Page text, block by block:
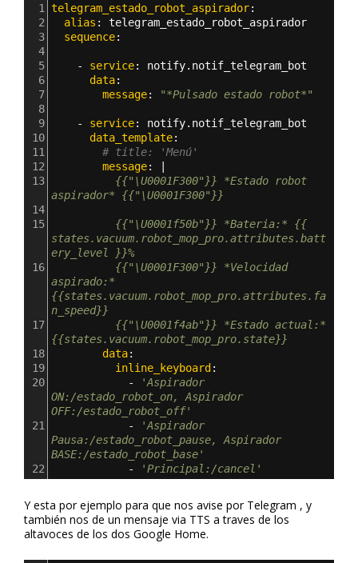
1 telegram_estado_robot_aspirador:
2
  alias
: telegram_estado_robot_aspirador
3
  sequence
:
4
5
- service: notify.notif_telegram_bot
6
data:
7
message:
"*Pulsado estado robot*"
8
9
- service: notify.notif_telegram_bot
10
data_template:
11
# title: 'Menú'
12
message: |
13
{{"\U0001F300"}} *Estado robot
aspirador* {{"\U0001F300"}}
14
15
{{"\U0001f50b"}} *Bateria:* {{
states.vacuum.robot_mop_pro.attributes.batt
ery_level }}%
16
{{"\U0001F300"}} *Velocidad
aspirado:*
{{states.vacuum.robot_mop_pro.attributes.fa
n_speed}}
17
{{"\U0001f4ab"}} *Estado actual:*
{{states.vacuum.robot_mop_pro.state}}
18
data:
19
inline_keyboard :
20
-
'Aspirador
ON:/estado_robot_on, Aspirador
OFF:/estado_robot_off'
21
-
'Aspirador
Pausa:/estado_robot_pause, Aspirador
BASE:/estado_robot_base'
22
- 'Principal:/cancel'
Y esta por ejemplo para que nos avise por Telegram , y
también nos de un mensaje via TTS a traves de los
altavoces de los dos Google Home.